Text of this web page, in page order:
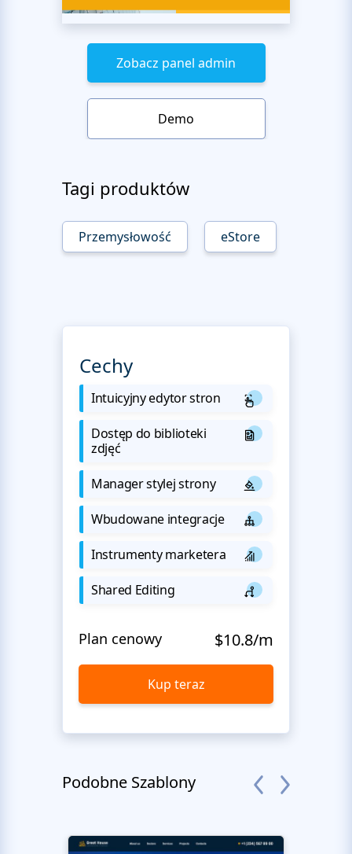
Zobacz panel admin
Demo
Tagi produktów
Przemysłowość eStore
Cechy
Intuicyjny edytor stron
Dostęp do biblioteki
zdjęć
Manager stylej strony
Wbudowane integracje
Instrumenty marketera
Shared Editing
Plan cenowy $10.8/m
Kup teraz
Podobne Szablony